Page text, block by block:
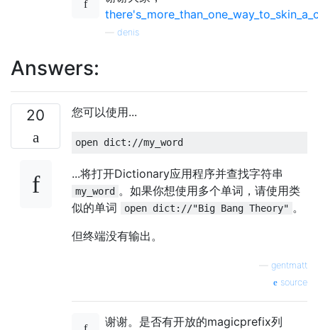
denis
Answers:
20 您可以使用...
...将打开Dictionary应用程序并查找字符串
my_word 。如果你想使用多个单词，请使用类
似的单词
open dict://"Big Bang Theory" 。
但终端没有输出。
gentmatt
source
谢谢。是否有开放的magicprefix列